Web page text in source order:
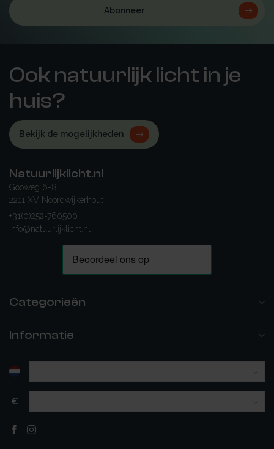
Abonneer
Ook natuurlijk licht in je
huis?
Bekijk de mogelijkheden
Natuurlijklicht.nl
Gooweg 6-8
2211 XV Noordwijkerhout
+31(0)252-760500
info@natuurlijklicht.nl
Categorieën
Informatie
€